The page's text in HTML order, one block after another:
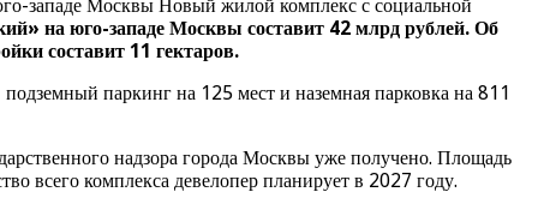
западе Москвы Новый жилой комплекс с социальной
на юго-западе Москвы составит 42 млрд рублей. Об
составит 11 гектаров.
паркинг на 125 мест и наземная парковка на 811
надзора города Москвы уже получено. Площадь
всего комплекса девелопер планирует в 2027 году.